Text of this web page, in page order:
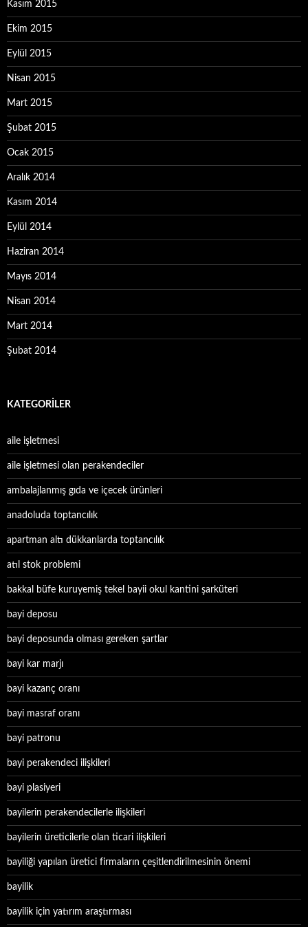
Kasım 2015
Ekim 2015
Eylül 2015
Nisan 2015
Mart 2015
Şubat 2015
Ocak 2015
Aralık 2014
Kasım 2014
Eylül 2014
Haziran 2014
Mayıs 2014
Nisan 2014
Mart 2014
Şubat 2014
KATEGORILER
aile işletmesi
aile işletmesi olan perakendeciler
ambalajlanmış gıda ve içecek ürünleri
anadoluda toptancılık
apartman altı dükkanlarda toptancılık
atıl stok problemi
bakkal büfe kuruyemiş tekel bayii okul kantini şarküteri
bayi deposu
bayi deposunda olması gereken şartlar
bayi kar marjı
bayi kazanç oranı
bayi masraf oranı
bayi patronu
bayi perakendeci ilişkileri
bayi plasiyeri
bayilerin perakendecilerle ilişkileri
bayilerin üreticilerle olan ticari ilişkileri
bayiliği yapılan üretici firmaların çeşitlendirilmesinin önemi
bayilik
bayilik için yatırım araştırması